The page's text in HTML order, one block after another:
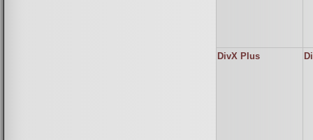
DivX Plus